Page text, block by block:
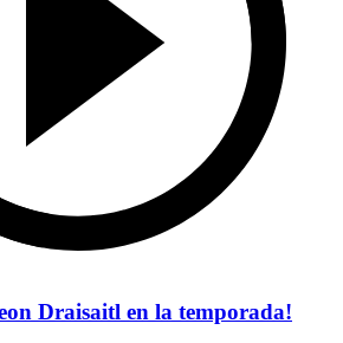
Draisaitl en la temporada!